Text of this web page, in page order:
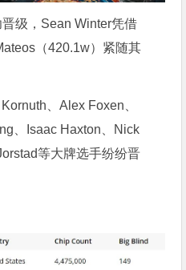
级，Sean Winter凭借
（420.1w）紧随其
、Alex Foxen、
、Isaac Haxton、Nick
等大牌选手纷纷晋